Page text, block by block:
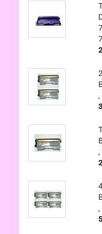
,
,
,